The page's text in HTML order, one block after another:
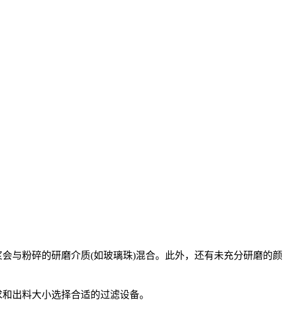
粉碎的研磨介质(如玻璃珠)混合。此外，还有未充分研磨的颜
出料大小选择合适的过滤设备。